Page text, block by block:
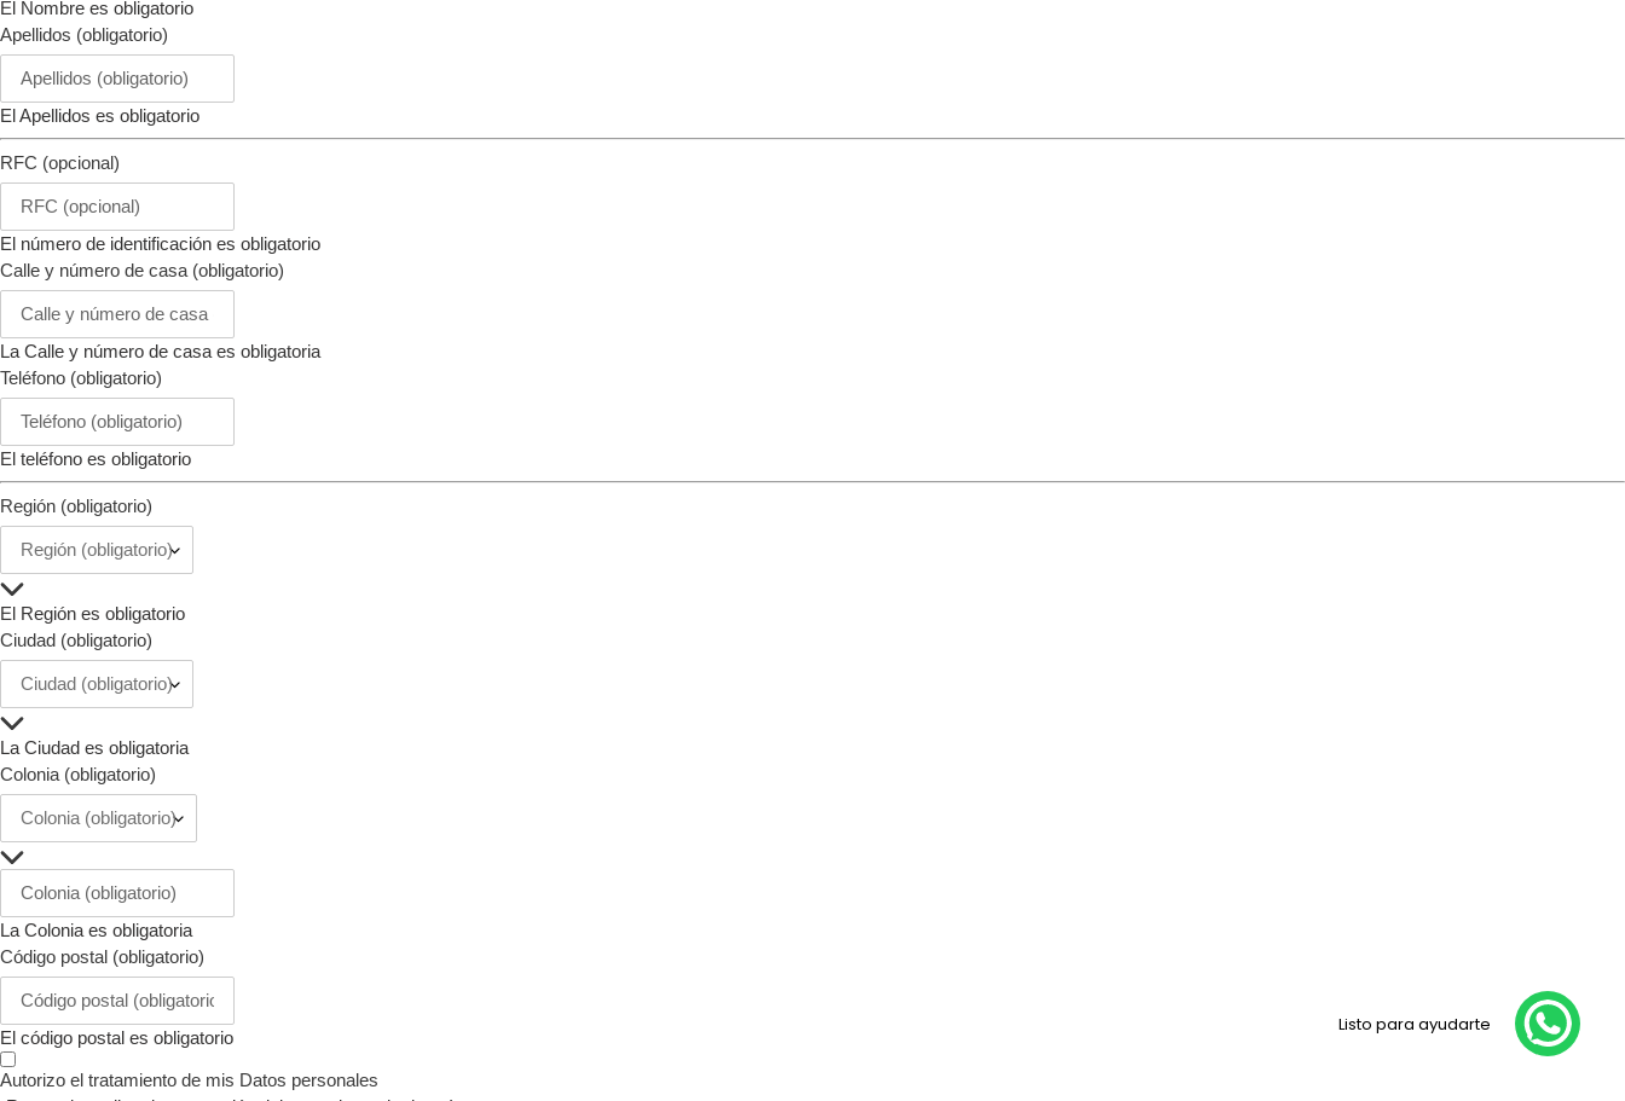
El Nombre es obligatorio
Apellidos (obligatorio)
El Apellidos es obligatorio
RFC (opcional)
El número de identificación es obligatorio
Calle y número de casa (obligatorio)
La Calle y número de casa es obligatoria
Teléfono (obligatorio)
El teléfono es obligatorio
Región (obligatorio)
El Región es obligatorio
Ciudad (obligatorio)
La Ciudad es obligatoria
Colonia (obligatorio)
La Colonia es obligatoria
Código postal (obligatorio)
El código postal es obligatorio
Autorizo el tratamiento de mis Datos personales
Listo para ayudarte